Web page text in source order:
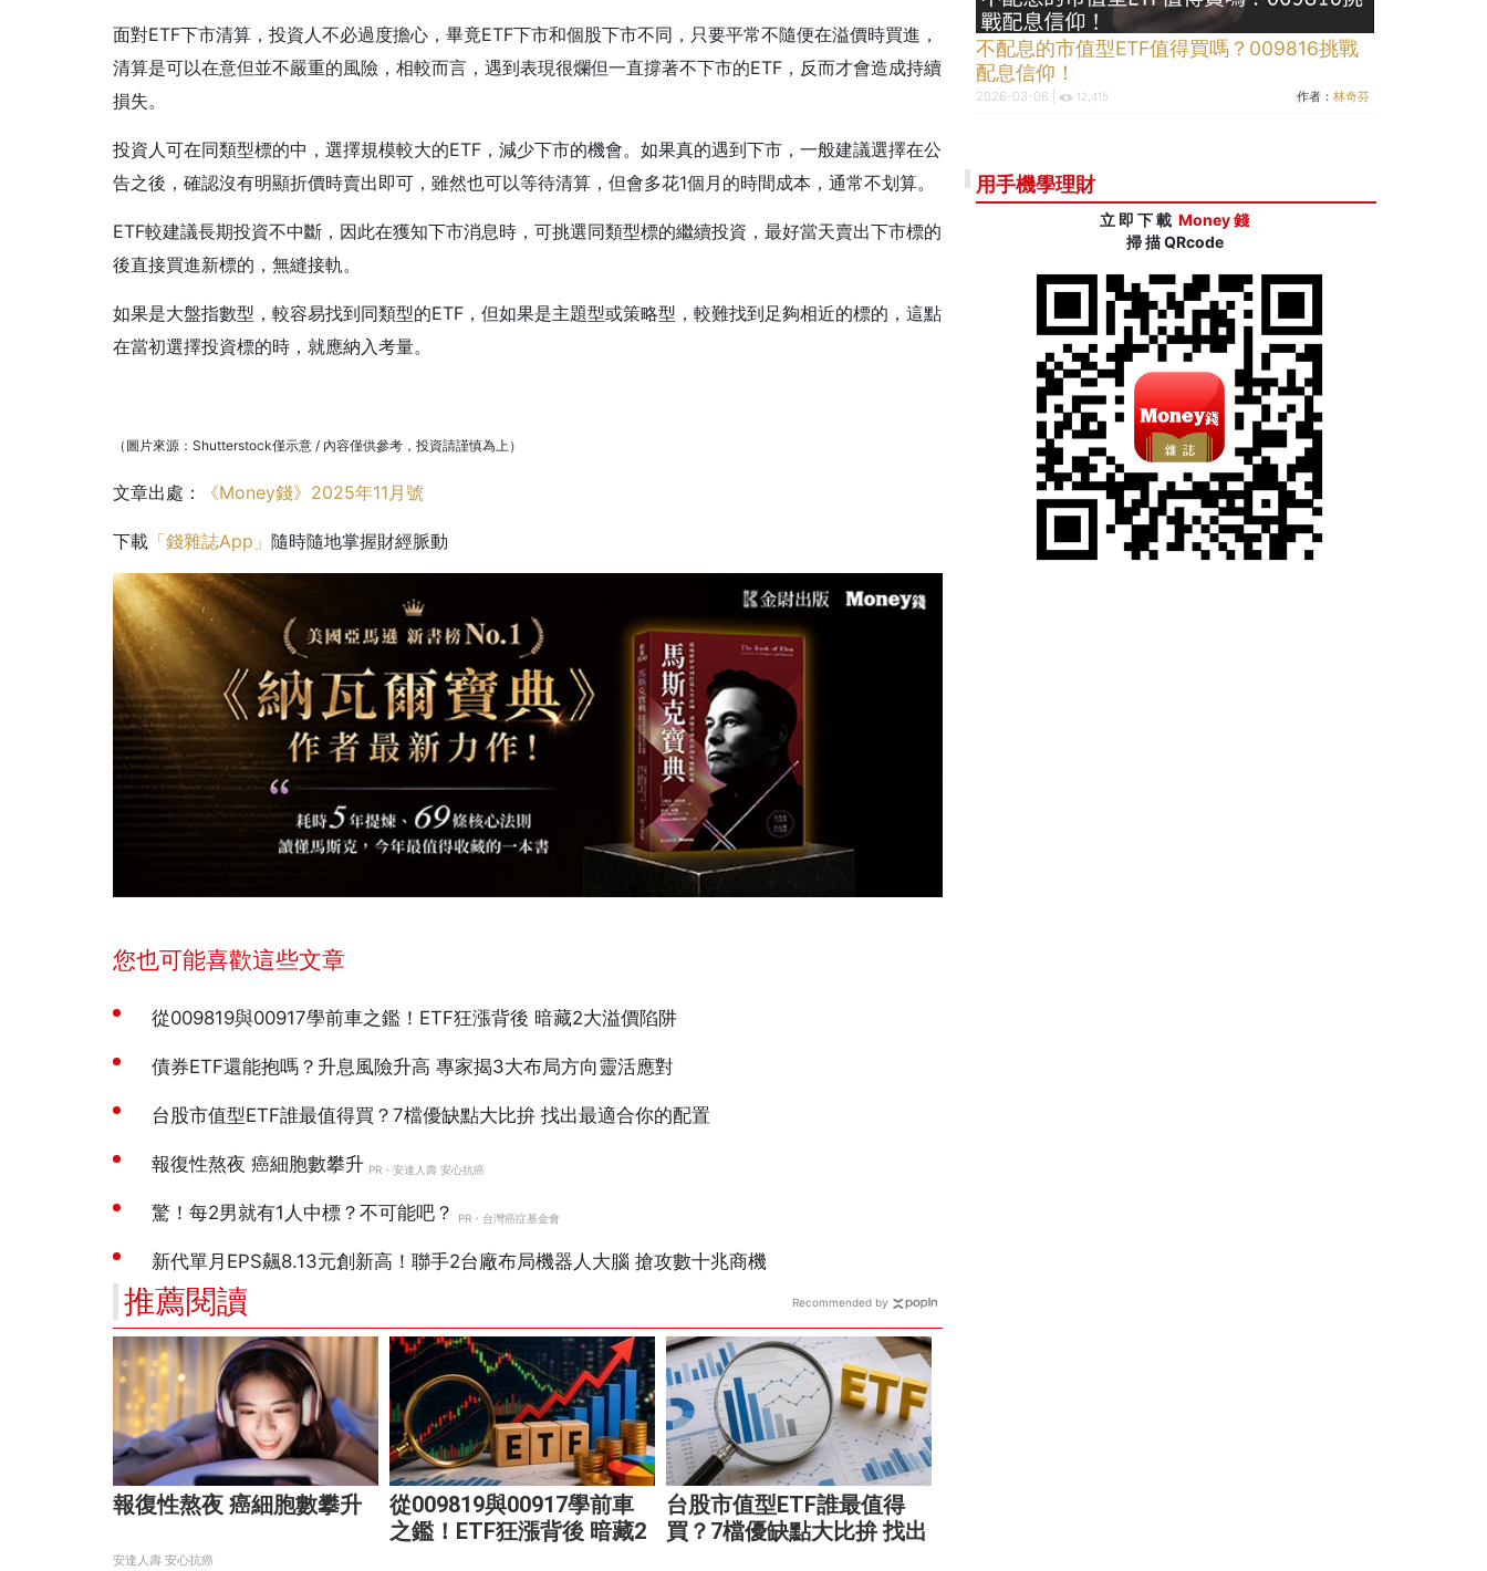
面對ETF下市清算，投資人不必過度擔心，畢竟ETF下市和個股下市不同，只要平常不隨便在溢價時買進，
清算是可以在意但並不嚴重的風險，相較而言，遇到表現很爛但一直撐著不下市的ETF，反而才會造成持續
損失。
投資人可在同類型標的中，選擇規模較大的ETF，減少下市的機會。如果真的遇到下市，一般建議選擇在公
告之後，確認沒有明顯折價時賣出即可，雖然也可以等待清算，但會多花1個月的時間成本，通常不划算。
ETF較建議長期投資不中斷，因此在獲知下市消息時，可挑選同類型標的繼續投資，最好當天賣出下市標的
後直接買進新標的，無縫接軌。
如果是大盤指數型，較容易找到同類型的ETF，但如果是主題型或策略型，較難找到足夠相近的標的，這點
在當初選擇投資標的時，就應納入考量。
（圖片來源：Shutterstock僅示意 / 內容僅供參考，投資請謹慎為上）
文章出處： 《Money錢》2025年11月號
下載 「錢雜誌App」 隨時隨地掌握財經脈動
推薦閱讀
報復性熬夜 癌細胞數攀升
安達人壽 安心抗癌
從009819與00917學前車
之鑑！ETF狂漲背後 暗藏2
台股市值型ETF誰最值得
買？7檔優缺點大比拚 找出
Recommended by
不配息的市值型ETF值得買嗎？009816挑戰
配息信仰！
2026-03-06 | 12,415 作者：林奇芬
用手機學理財
立 即 下 載 Money 錢
掃 描 QRcode